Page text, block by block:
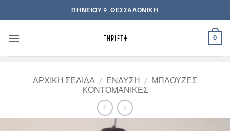
στο
ΠΗΝΕΙΟΥ 9, ΘΕΣΣΑΛΟΝΙΚΗ
0
ΑΡΧΙΚΉ ΣΕΛΊΔΑ / ΈΝΔΥΣΗ / ΜΠΛΟΎΖΕΣ
ΚΟΝΤΟΜΆΝΙΚΕΣ